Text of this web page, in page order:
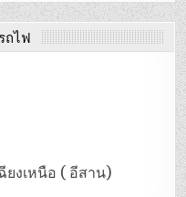
ถไฟ
ยงเหนือ ( อีสาน)